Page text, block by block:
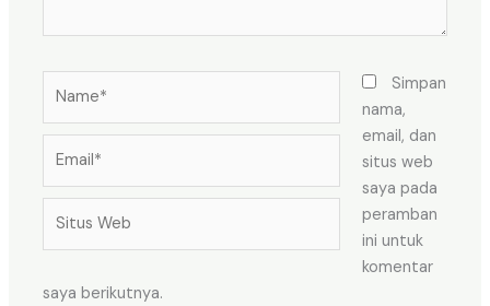
Web
Simpan
nama,
email, dan
situs web
saya pada
peramban
ini untuk
komentar
saya berikutnya.